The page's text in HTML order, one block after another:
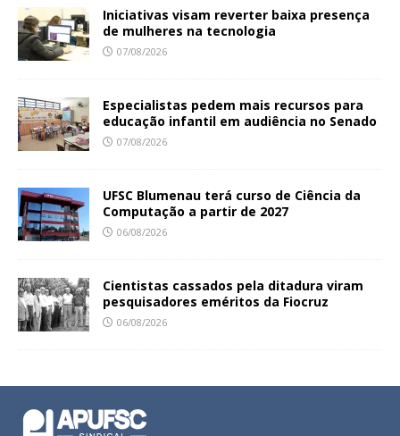
Iniciativas visam reverter baixa presença
de mulheres na tecnologia
07/08/2026
Especialistas pedem mais recursos para
educação infantil em audiência no Senado
07/08/2026
UFSC Blumenau terá curso de Ciência da
Computação a partir de 2027
06/08/2026
Cientistas cassados pela ditadura viram
pesquisadores eméritos da Fiocruz
06/08/2026